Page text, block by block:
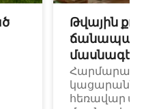
Թվային
հեռավար